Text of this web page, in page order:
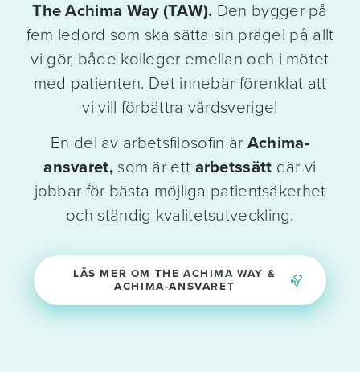
The Achima Way (TAW). Den bygger på
fem ledord som ska sätta sin prägel på allt
vi gör, både kolleger emellan och i mötet
med patienten. Det innebär förenklat att
vi vill förbättra vårdsverige!
En del av arbetsfilosofin är Achima-
ansvaret,som är ett arbetssätt där vi
jobbar för bästa möjliga patientsäkerhet
och ständig kvalitetsutveckling.
LÄS MER OM THE ACHIMA WAY &
ACHIMA-ANSVARET